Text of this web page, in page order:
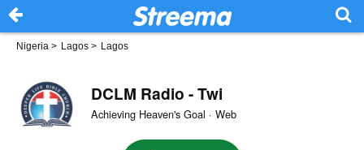
Nigeria > Lagos > Lagos
DCLM Radio - Twi
Achieving Heaven's Goal · Web